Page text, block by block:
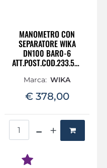
MANOMETRO CON
SEPARATORE WIKA
DN100 BAR0-6
ATT.POST.COD.233.50+990.18
Marca: WIKA
€ 378,00